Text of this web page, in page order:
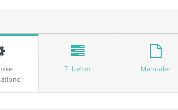
Tilbehør Manualer